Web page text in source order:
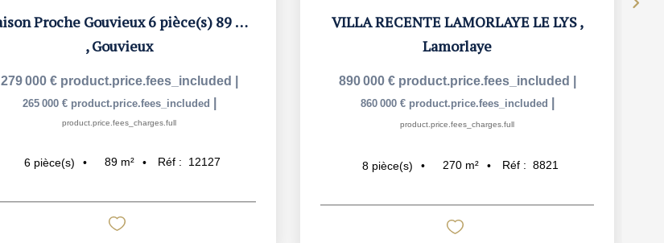
Maison Proche Gouvieux 6 pièce(s) 89 m2 avec S/Sol total
,Gouvieux
279 000 € product.price.fees_included
265 000 € product.price.fees_included
product.price.fees_charges.full
6 pièce(s) 89 m² Réf : 12127
VILLA RECENTE LAMORLAYE LE LYS,
Lamorlaye
890 000 € product.price.fees_included
860 000 € product.price.fees_included
product.price.fees_charges.full
8 pièce(s) 270 m² Réf : 8821